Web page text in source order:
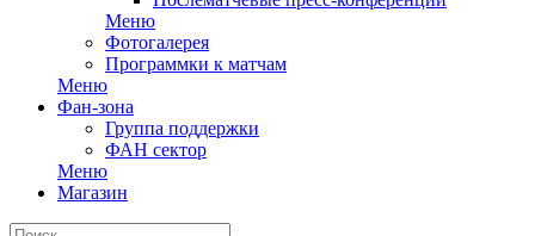
Меню
Фотогалерея
Программки к матчам
Меню
Фан-зона
Группа поддержки
ФАН сектор
Меню
Магазин